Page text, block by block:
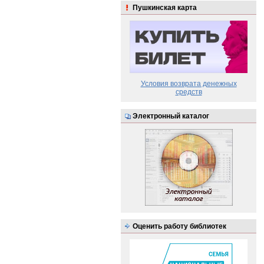
Пушкинская карта
Условия возврата денежных
средств
Электронный каталог
Оценить работу библиотек